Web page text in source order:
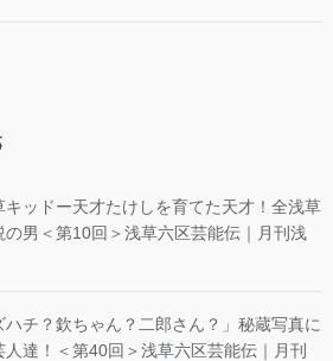
キッドー天才たけしを育てた天才！全浅草
男＜第10回＞浅草六区芸能伝｜月刊浅
ハチ？欽ちゃん？二郎さん？」秘蔵写真に
人達！＜第40回＞浅草六区芸能伝｜月刊